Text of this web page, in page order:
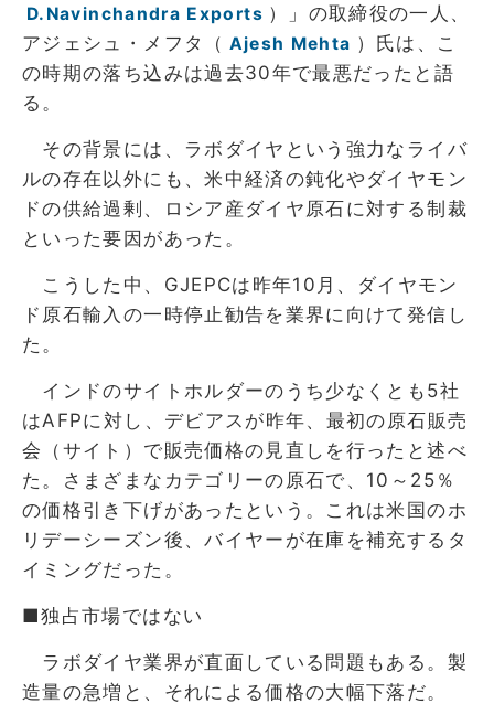
D.Navinchandra Exports ）」の取締役の一人、
アジェシュ・メフタ（ Ajesh Mehta ）氏は、こ
の時期の落ち込みは過去30年で最悪だったと語
る。
その背景には、ラボダイヤという強力なライバ
ルの存在以外にも、米中経済の鈍化やダイヤモン
ドの供給過剰、ロシア産ダイヤ原石に対する制裁
といった要因があった。
こうした中、GJEPCは昨年10月、ダイヤモン
ド原石輸入の一時停止勧告を業界に向けて発信し
た。
インドのサイトホルダーのうち少なくとも5社
はAFPに対し、デビアスが昨年、最初の原石販売
会（サイト）で販売価格の見直しを行ったと述べ
た。さまざまなカテゴリーの原石で、10～25％
の価格引き下げがあったという。これは米国のホ
リデーシーズン後、バイヤーが在庫を補充するタ
イミングだった。
■独占市場ではない
ラボダイヤ業界が直面している問題もある。製
造量の急増と、それによる価格の大幅下落だ。